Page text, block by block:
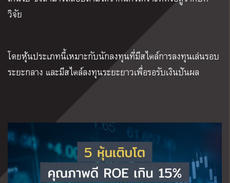
วิจัย
โดยหุ้นประเภทนี้เหมาะกับนักลงทุนที่มีสไตล์การลงทุนเล่นรอบ
ระยะกลาง และมีสไตล์ลงทุนระยะยาวเพื่อรอรับเงินปันผล